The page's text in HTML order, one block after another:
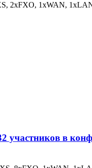
2xFXO, 1xWAN,
участников в